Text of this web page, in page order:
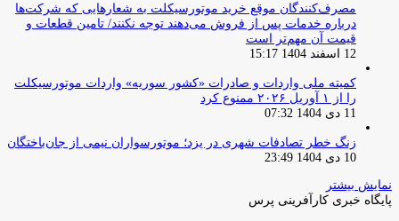
مصرف‌کنندگان موقع خرید موتورسیکلت به شعارهایی که شرکت‌ها
درباره خدمات پس از فروش می‌دهند توجه نکنند/ تامین قطعات و
قیمت آن مهم‌تر است
12 اسفند 1404 15:17
کمیته ملی واردات و صادرات «کشور سوریه» واردات موتورسیکلت
را از ۱ آوریل ۲۰۲۶ ممنوع کرد
11 دی 1404 07:32
زنگ خطر تصادفات شهری در یزد؛ موتورسواران نیمی از جان‌باختگان
10 دی 1404 23:49
نمایش بیشتر
پایگاه خبری کارآفرینی پرس